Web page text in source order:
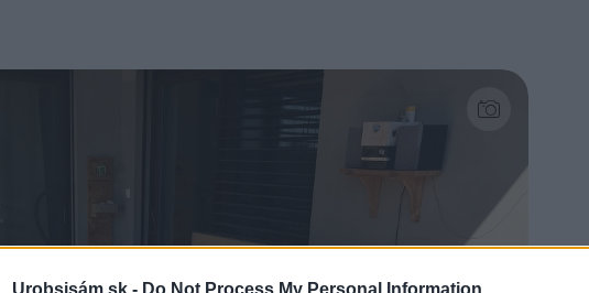
Urobsisám.sk - Do Not Process My Personal Information